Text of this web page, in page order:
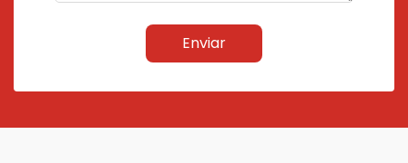
Enviar